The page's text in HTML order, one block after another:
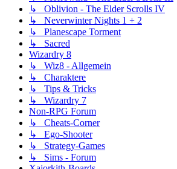
↳ Oblivion - The Elder Scrolls IV
↳ Neverwinter Nights 1 + 2
↳ Planescape Torment
↳ Sacred
Wizardry 8
↳ Wiz8 - Allgemein
↳ Charaktere
↳ Tips & Tricks
↳ Wizardry 7
Non-RPG Forum
↳ Cheats-Corner
↳ Ego-Shooter
↳ Strategy-Games
↳ Sims - Forum